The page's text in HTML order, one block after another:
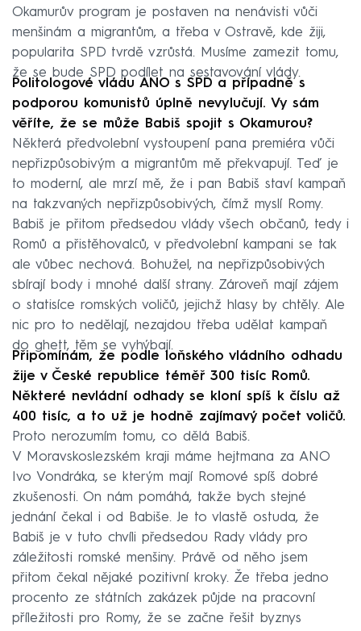
Okamurův program je postaven na nenávisti vůči
menšinám a migrantům, a třeba v Ostravě, kde žiji,
popularita SPD tvrdě vzrůstá. Musíme zamezit tomu,
že se bude SPD podílet na sestavování vlády.
Politologové vládu ANO s SPD a případně s
podporou komunistů úplně nevylučují. Vy sám
věříte, že se může Babiš spojit s Okamurou?
Některá předvolební vystoupení pana premiéra vůči
nepřizpůsobivým a migrantům mě překvapují. Teď je
to moderní, ale mrzí mě, že i pan Babiš staví kampaň
na takzvaných nepřizpůsobivých, čímž myslí Romy.
Babiš je přitom předsedou vlády všech občanů, tedy i
Romů a přistěhovalců, v předvolební kampani se tak
ale vůbec nechová. Bohužel, na nepřizpůsobivých
sbírají body i mnohé další strany. Zároveň mají zájem
o statisíce romských voličů, jejichž hlasy by chtěly. Ale
nic pro to nedělají, nezajdou třeba udělat kampaň
do ghett, těm se vyhýbají.
Připomínám, že podle loňského vládního odhadu
žije v České republice téměř 300 tisíc Romů.
Některé nevládní odhady se kloní spíš k číslu až
400 tisíc, a to už je hodně zajímavý počet voličů.
Proto nerozumím tomu, co dělá Babiš.
V Moravskoslezském kraji máme hejtmana za ANO
Ivo Vondráka, se kterým mají Romové spíš dobré
zkušenosti. On nám pomáhá, takže bych stejné
jednání čekal i od Babiše. Je to vlastě ostuda, že
Babiš je v tuto chvíli předsedou Rady vlády pro
záležitosti romské menšiny. Právě od něho jsem
přitom čekal nějaké pozitivní kroky. Že třeba jedno
procento ze státních zakázek půjde na pracovní
příležitosti pro Romy, že se začne řešit byznys